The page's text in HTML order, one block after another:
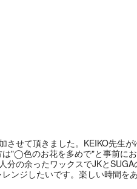
させて頂きました。KEIKO先生
は"◯色のお花を多めで"と事前に
分の余ったワックスでJKと
ンジしたいです。楽しい時間を